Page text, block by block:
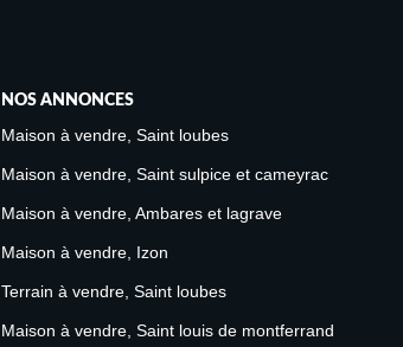
NOS ANNONCES
Maison à vendre, Saint loubes
Maison à vendre, Saint sulpice et cameyrac
Maison à vendre, Ambares et lagrave
Maison à vendre, Izon
Terrain à vendre, Saint loubes
Maison à vendre, Saint louis de montferrand